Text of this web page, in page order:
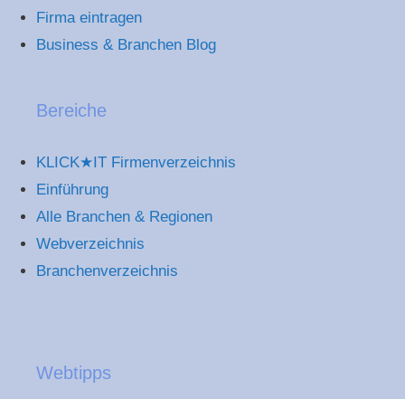
Firma eintragen
Business & Branchen Blog
Bereiche
KLICK★IT Firmenverzeichnis
Einführung
Alle Branchen & Regionen
Webverzeichnis
Branchenverzeichnis
Webtipps